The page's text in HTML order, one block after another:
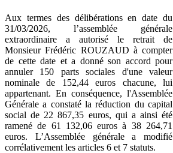
Aux termes des délibérations en date du
31/03/2026, l’assemblée générale
extraordinaire a autorisé le retrait de
Monsieur Frédéric ROUZAUD à compter
de cette date et a donné son accord pour
annuler 150 parts sociales d'une valeur
nominale de 152,44 euros chacune, lui
appartenant. En conséquence, l'Assemblée
Générale a constaté la réduction du capital
social de 22 867,35 euros, qui a ainsi été
ramené de 61 132,06 euros à 38 264,71
euros. L’Assemblée générale a modifié
corrélativement les articles 6 et 7 statuts.